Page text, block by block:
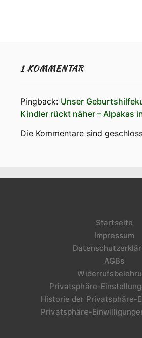
1 KOMMENTAR
Pingback: Unser
Kindler rückt näher – Alpakas
Die Kommentare sind
Startseite
Impressum
AGBs
Privatsphäre-
Historie der Privatsphäre-
Privatsphäre-